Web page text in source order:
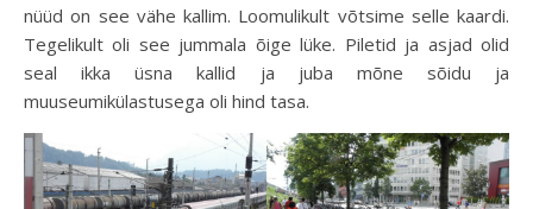
nüüd on see vähe kallim. Loomulikult võtsime selle kaardi.
Tegelikult oli see jummala õige lüke. Piletid ja asjad olid
seal ikka üsna kallid ja juba mõne sõidu ja
muuseumikülastusega oli hind tasa.